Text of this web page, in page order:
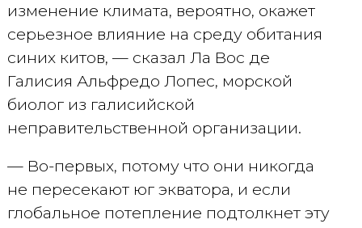
изменение климата, вероятно, окажет
серьезное влияние на среду обитания
синих китов, — сказал Ла Вос де
Галисия Альфредо Лопес, морской
биолог из галисийской
неправительственной организации.
— Во-первых, потому что они никогда
не пересекают юг экватора, и если
глобальное потепление подтолкнет эту